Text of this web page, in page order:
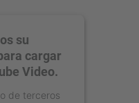
su
cargar
Video.
de terceros